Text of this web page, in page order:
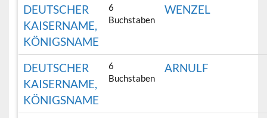
DEUTSCHER
KAISERNAME,
KÖNIGSNAME
6
Buchstaben
WENZEL
DEUTSCHER
KAISERNAME,
KÖNIGSNAME
6
Buchstaben
ARNULF